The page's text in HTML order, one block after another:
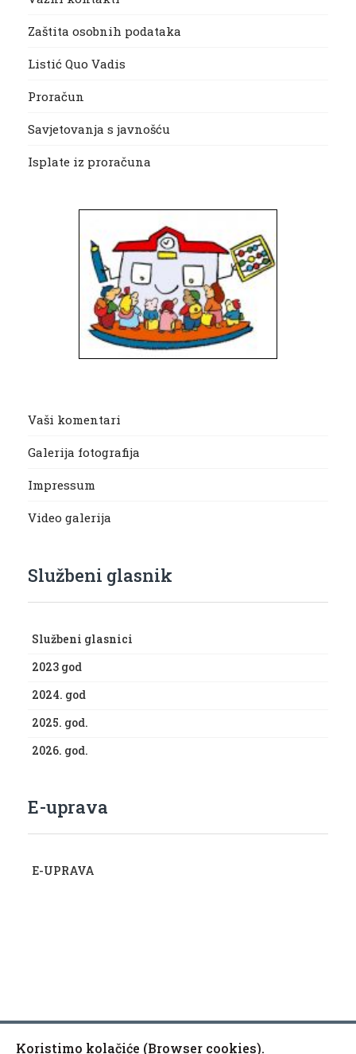
Zaštita osobnih podataka
Listić Quo Vadis
Proračun
Savjetovanja s javnošću
Isplate iz proračuna
Vaši komentari
Galerija fotografija
Impressum
Video galerija
Službeni glasnik
Službeni glasnici
2023 god
2024. god
2025. god.
2026. god.
E-uprava
E-UPRAVA
Copyright © 2010-2020 Općina Kaptol, Školska 3, 34334
Koristimo kolačiće (Browser cookies).